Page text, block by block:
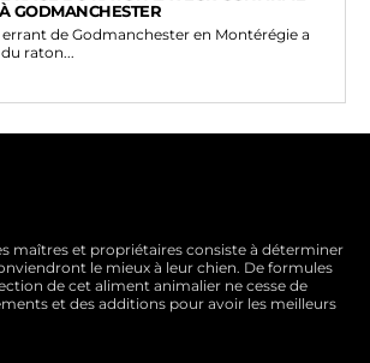
GODMANCHESTER
raton...
maîtres et propriétaires consiste à déterminer
le mieux à leur chien. De formules
de cet aliment animalier ne cesse de
et des additions pour avoir les meilleurs